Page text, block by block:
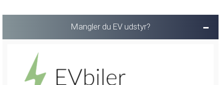
Mangler du EV udstyr?